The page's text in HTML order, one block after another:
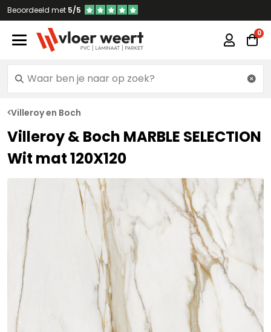
Beoordeeld met 5/5
Villeroy en Boch
Villeroy & Boch MARBLE SELECTION
Wit mat 120X120